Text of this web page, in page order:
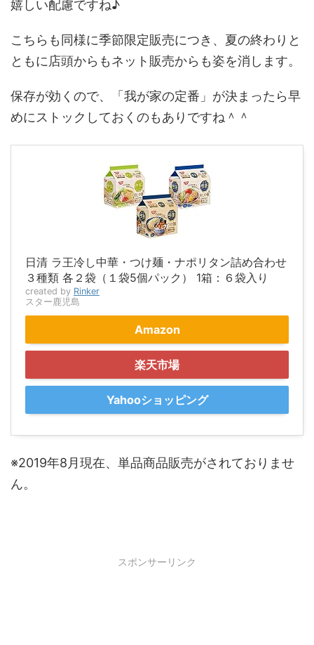
嬉しい配慮ですね♪
こちらも同様に季節限定販売につき、夏の終わりと
ともに店頭からもネット販売からも姿を消します。
保存が効くので、「我が家の定番」が決まったら早
めにストックしておくのもありですね＾＾
日清 ラ王冷し中華・つけ麺・ナポリタン詰め合わせ
３種類 各２袋（１袋5個パック） 1箱：６袋入り
created by Rinker
スター鹿児島
Amazon
楽天市場
Yahooショッピング
※2019年8月現在、単品商品販売がされておりませ
ん。
スポンサーリンク